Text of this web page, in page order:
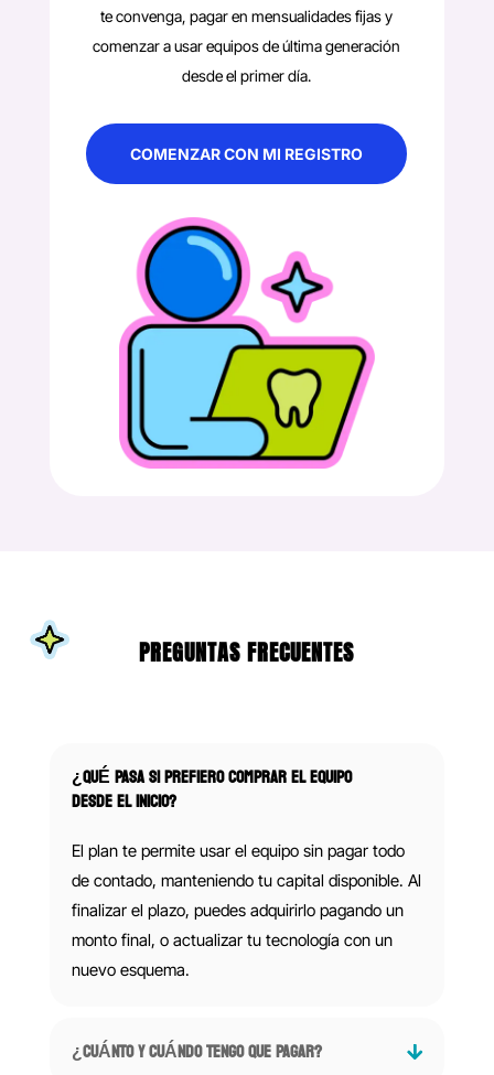
te convenga, pagar en mensualidades fijas y
comenzar a usar equipos de última generación
desde el primer día.
COMENZAR CON MI REGISTRO
PREGUNTAS FRECUENTES
¿QUÉ PASA SI PREFIERO COMPRAR EL EQUIPO
DESDE EL INICIO?
El plan te permite usar el equipo sin pagar todo
de contado, manteniendo tu capital disponible. Al
finalizar el plazo, puedes adquirirlo pagando un
monto final, o actualizar tu tecnología con un
nuevo esquema.
¿CUÁNTO Y CUÁNDO TENGO QUE PAGAR?